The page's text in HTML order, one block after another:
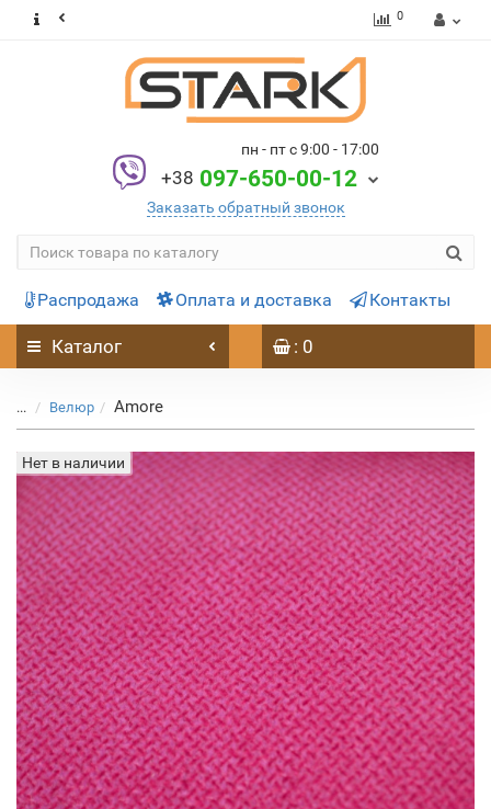
0
пн - пт с 9:00 - 17:00
+38 097-650-00-12
Заказать обратный звонок
Распродажа Оплата и доставка Контакты
Каталог : 0
... Велюр Amore
Нет в наличии